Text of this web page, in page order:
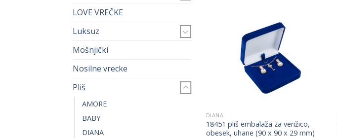
LOVE VREČKE
Luksuz
Mošnjički
Nosilne vrecke
Pliš
AMORE
BABY
DIANA
DIANA
18451 pliš embalaža za verižico,
obesek, uhane (90 x 90 x 29 mm)